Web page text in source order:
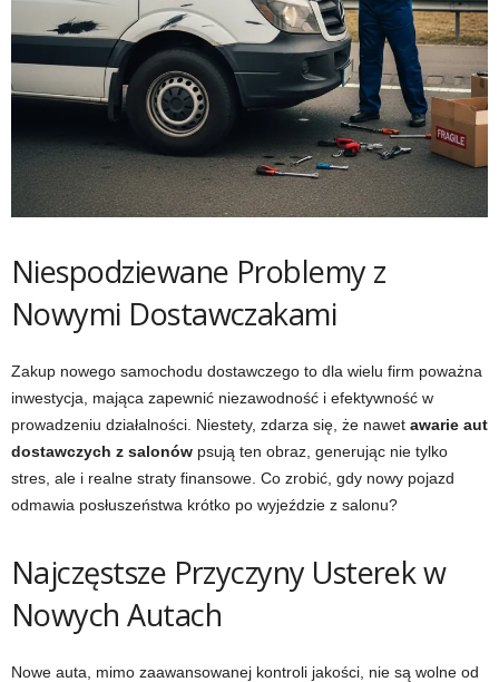
Niespodziewane Problemy z
Nowymi Dostawczakami
Zakup nowego samochodu dostawczego to dla wielu firm poważna
inwestycja, mająca zapewnić niezawodność i efektywność w
prowadzeniu działalności. Niestety, zdarza się, że nawet awarie aut
dostawczych z salonów psują ten obraz, generując nie tylko
stres, ale i realne straty finansowe. Co zrobić, gdy nowy pojazd
odmawia posłuszeństwa krótko po wyjeździe z salonu?
Najczęstsze Przyczyny Usterek w
Nowych Autach
Nowe auta, mimo zaawansowanej kontroli jakości, nie są wolne od